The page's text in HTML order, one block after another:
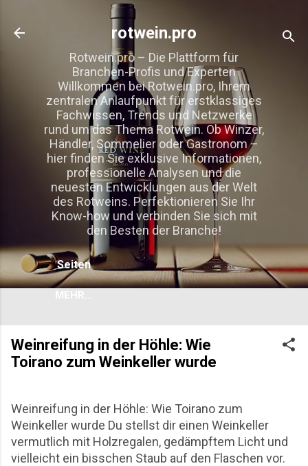
Direkt zum Hauptbereich
rotwein.pro
Rotwein.pro – Die Plattform für
Branchen-Profis und Experten
Willkommen bei Rotwein.pro, Ihrem
zentralen Anlaufpunkt für erstklassiges
Fachwissen, Trends und Netzwerke
rund um das Thema Rotwein. Ob Winzer,
Händler, Sommelier oder Gastronom –
hier finden Sie exklusive Informationen,
professionelle Analysen und die
neuesten Entwicklungen aus der Welt
des Rotweins. Perfektionieren Sie Ihr
Know-how und verbinden Sie sich mit
den Besten der Branche!
Seiten
MEHR…
Weinreifung in der Höhle: Wie
Toirano zum Weinkeller wurde
Weinreifung in der Höhle: Wie Toirano zum
Weinkeller wurde Du stellst dir einen Weinkeller
vermutlich mit Holzregalen, gedämpftem Licht und
vielleicht ein bisschen Staub auf den Flaschen vor.